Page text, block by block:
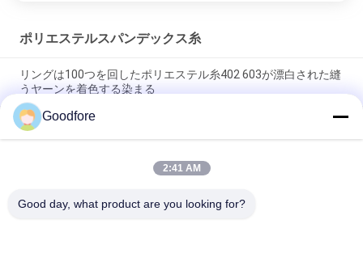
ポリエステルスパンデックス糸
リングは100つを回したポリエステル糸402 603が漂白された縫
うヤーンを着色する染まる
280d白い半マットのスパンデックス ヤーンのフィラメントの産
業編むリボン
支持できる編む機械のための白いFDY 100ポリエステル ヤーン
Goodfore
2:41 AM
Good day, what product are you looking for?